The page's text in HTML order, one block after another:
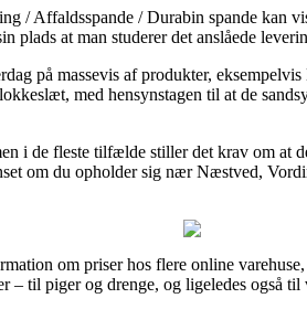
/ Affaldsspande / Durabin spande kan
plads at man studerer det anslåede
på massevis af produkter,
med hensynstagen til at de
i de fleste tilfælde stiller det krav om at
om du opholder sig nær Næstved,
om priser hos flere online
– til piger og drenge, og ligeledes også